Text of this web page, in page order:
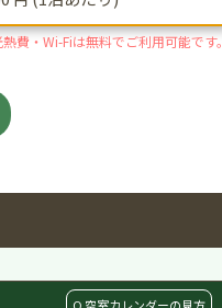
費・Wi-Fiは無料でご利用可能です。
Q 空室カレンダーの見方